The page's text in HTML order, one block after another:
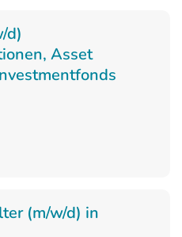
d)
Asset
(m/w/d) in